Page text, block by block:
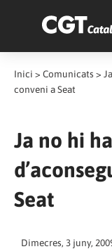
Inici > Comunicats >
conveni a Seat
Ja no hi
Seat
Dimecres, 3 juny,